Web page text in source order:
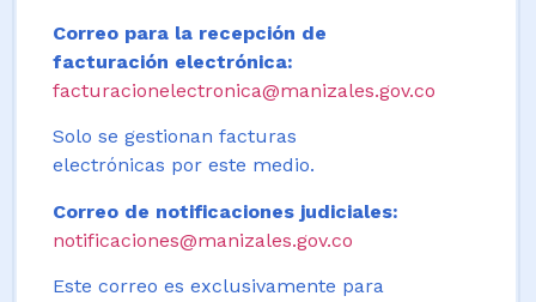
Correo para la recepción de
facturación electrónica:
facturacionelectronica@manizales.gov.co
Solo se gestionan facturas
electrónicas por este medio.
Correo de notificaciones judiciales:
notificaciones@manizales.gov.co
Este correo es exclusivamente para